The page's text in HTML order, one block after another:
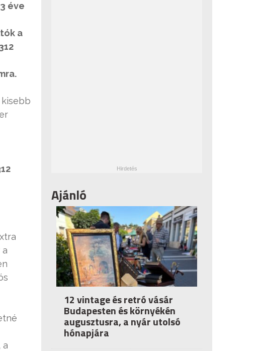
éve
a
a
Ajánló
12 vintage és retró vásár
Budapesten és környékén
augusztusra, a nyár utolsó
hónapjára